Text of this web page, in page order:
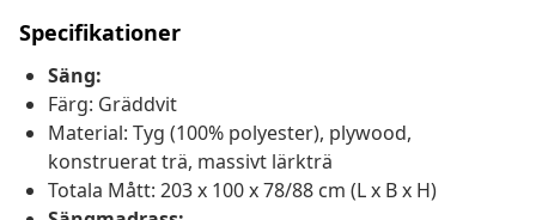
Specifikationer
Säng:
Färg: Gräddvit
Material: Tyg (100% polyester), plywood,
konstruerat trä, massivt lärkträ
Totala Mått: 203 x 100 x 78/88 cm (L x B x H)